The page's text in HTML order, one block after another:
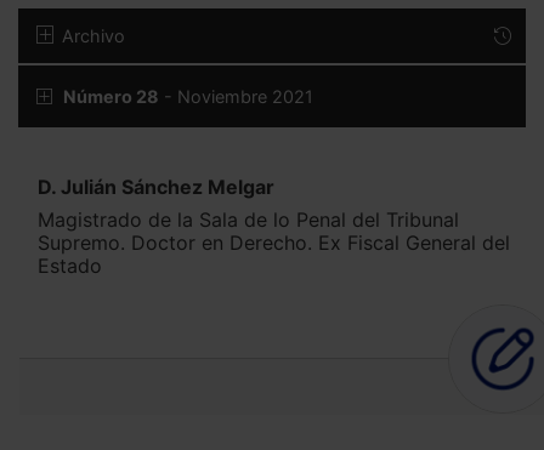
Archivo
Número 28 - Noviembre 2021
D. Julián Sánchez Melgar
Magistrado de la Sala de lo Penal del Tribunal
Supremo. Doctor en Derecho. Ex Fiscal General del
Estado